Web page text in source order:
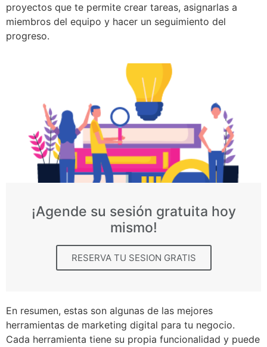
proyectos que te permite crear tareas, asignarlas a
miembros del equipo y hacer un seguimiento del
progreso.
¡Agende su sesión gratuita hoy
mismo!
RESERVA TU SESION GRATIS
En resumen, estas son algunas de las mejores
herramientas de marketing digital para tu negocio.
Cada herramienta tiene su propia funcionalidad y puede